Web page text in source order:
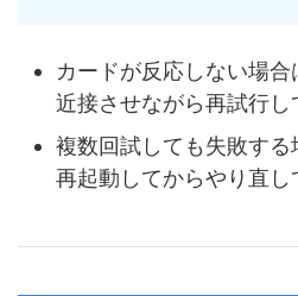
カードが反応しない場
近接させながら再試行し
複数回試しても失敗す
再起動してからやり直し